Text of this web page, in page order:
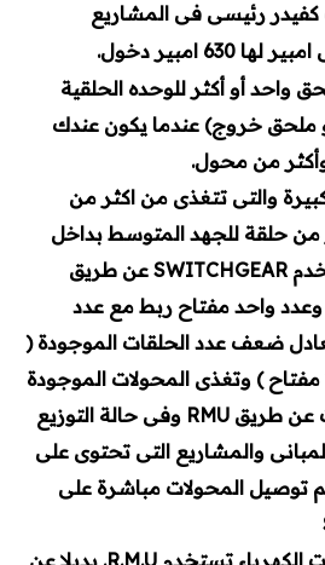
رئيسى فى المشاريع
امبير دخول.
واحد أو أكثر للوحده الحلقية
خروج) عندما يكون عندك
من محول.
والتى تتغذى من اكثر من
من حلقة للجهد المتوسط بداخل
المشروع فيستخدم SWITCHGEAR عن طريق
واحد مفتاح ربط مع عدد
ضعف عدد الحلقات الموجودة (
لكل حلقة عدد 2 مفتاح ) وتغذى المحولات الموجودة
فى هذة الحلقات عن طريق RMU وفى حالة التوزيع
والمشاريع التى تحتوى على
توصيل المحولات مباشرة على